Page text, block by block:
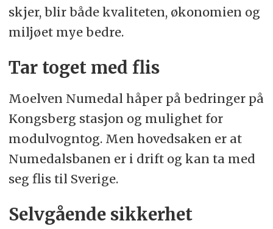
skjer, blir både kvaliteten, økonomien og
miljøet mye bedre.
Tar toget med flis
Moelven Numedal håper på bedringer på
Kongsberg stasjon og mulighet for
modulvogntog. Men hovedsaken er at
Numedalsbanen er i drift og kan ta med
seg flis til Sverige.
Selvgående sikkerhet